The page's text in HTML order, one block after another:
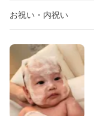
お祝い・内祝い